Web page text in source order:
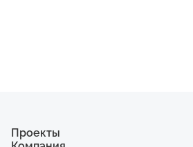
Проекты